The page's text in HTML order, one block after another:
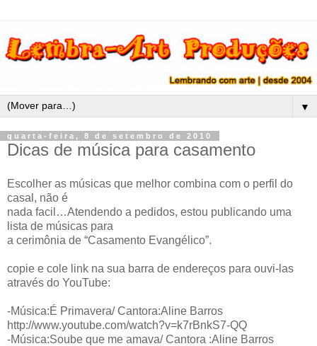
▼
quarta-feira, 8 de setembro de 2010
Dicas de música para casamento
Escolher as músicas que melhor combina com o perfil do
casal, não é
nada facil…Atendendo a pedidos, estou publicando uma
lista de músicas para
a cerimônia de “Casamento Evangélico”.
copie e cole link na sua barra de endereços para ouvi-las
através do YouTube:
-Música:É Primavera/ Cantora:Aline Barros
http://www.youtube.com/watch?v=k7rBnkS7-QQ
-Música:Soube que me amava/ Cantora :Aline Barros